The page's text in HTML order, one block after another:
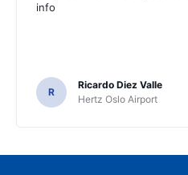
info
R
Ricardo Diez Valle
Hertz Oslo Airport